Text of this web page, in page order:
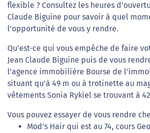
flexible ? Consultez les heures
Claude Biguine pour savoir à quel
l'opportunité de vous y rendre.
Qu'est-ce qui vous empêche de faire
Jean Claude Biguine puis de vous
l'agence immobilière Bourse de
situant qu'à 49 m ou à trotinette au
vêtements Sonia Rykiel se trouvant à
Vous pouvez essayer de vous rendre
Mod's Hair qui est au 74, cours